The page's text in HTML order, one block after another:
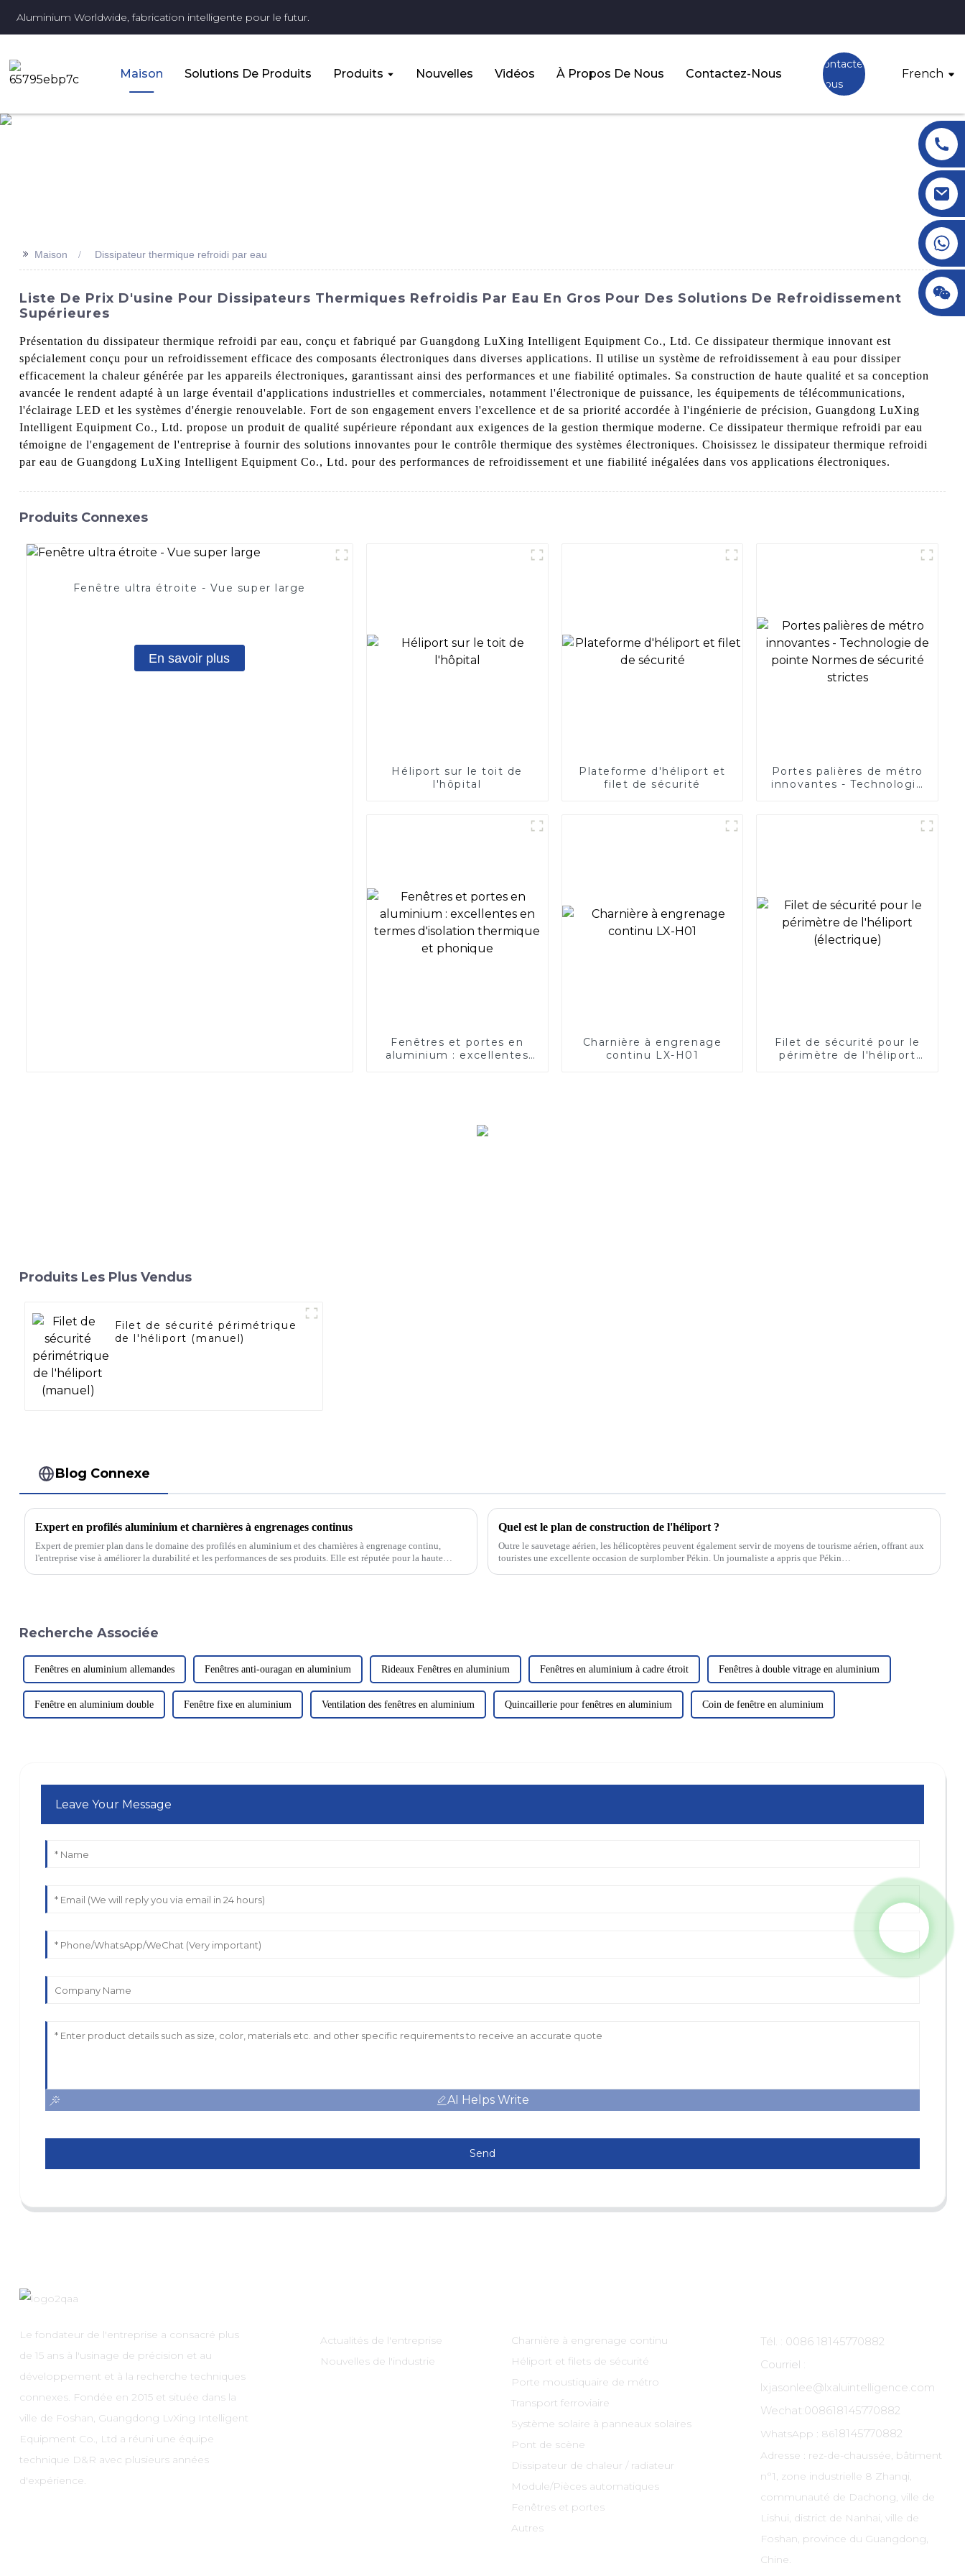
Aluminium Worldwide, fabrication intelligente pour le futur.
Maison Solutions De Produits Produits Nouvelles Vidéos À Propos De Nous Contactez-Nous
Contactez-
Nous
French
>> Maison Dissipateur thermique refroidi par eau
Liste De Prix D'usine Pour Dissipateurs Thermiques Refroidis Par Eau En Gros Pour Des Solutions De Refroidissement
Supérieures
Présentation du dissipateur thermique refroidi par eau, conçu et fabriqué par Guangdong LuXing Intelligent Equipment Co., Ltd. Ce dissipateur thermique innovant est
spécialement conçu pour un refroidissement efficace des composants électroniques dans diverses applications. Il utilise un système de refroidissement à eau pour dissiper
efficacement la chaleur générée par les appareils électroniques, garantissant ainsi des performances et une fiabilité optimales. Sa construction de haute qualité et sa conception
avancée le rendent adapté à un large éventail d'applications industrielles et commerciales, notamment l'électronique de puissance, les équipements de télécommunications,
l'éclairage LED et les systèmes d'énergie renouvelable. Fort de son engagement envers l'excellence et de sa priorité accordée à l'ingénierie de précision, Guangdong LuXing
Intelligent Equipment Co., Ltd. propose un produit de qualité supérieure répondant aux exigences de la gestion thermique moderne. Ce dissipateur thermique refroidi par eau
témoigne de l'engagement de l'entreprise à fournir des solutions innovantes pour le contrôle thermique des systèmes électroniques. Choisissez le dissipateur thermique refroidi
par eau de Guangdong LuXing Intelligent Equipment Co., Ltd. pour des performances de refroidissement et une fiabilité inégalées dans vos applications électroniques.
Produits Connexes
Fenêtre ultra étroite - Vue super large
En savoir plus
Héliport sur le toit de
l'hôpital
Plateforme d'héliport et
filet de sécurité
Portes palières de métro
innovantes - Technologie
Fenêtres et portes en
aluminium : excellentes
Charnière à engrenage
continu LX-H01
Filet de sécurité pour le
périmètre de l'héliport
Produits Les Plus Vendus
Filet de sécurité périmétrique
de l'héliport (manuel)
Blog Connexe
Expert en profilés aluminium et charnières à engrenages continus
Expert de premier plan dans le domaine des profilés en aluminium et des charnières à engrenage continu,
l'entreprise vise à améliorer la durabilité et les performances de ses produits. Elle est réputée pour la haute
Quel est le plan de construction de l'héliport ?
Outre le sauvetage aérien, les hélicoptères peuvent également servir de moyens de tourisme aérien, offrant aux
touristes une excellente occasion de surplomber Pékin. Un journaliste a appris que Pékin…
Recherche Associée
Fenêtres en aluminium allemandes Fenêtres anti-ouragan en aluminium Rideaux Fenêtres en aluminium Fenêtres en aluminium à cadre étroit Fenêtres à double vitrage en aluminium
Fenêtre en aluminium double Fenêtre fixe en aluminium Ventilation des fenêtres en aluminium Quincaillerie pour fenêtres en aluminium Coin de fenêtre en aluminium
Leave Your Message
AI Helps Write
Send
Le fondateur de l'entreprise a consacré plus
de 15 ans à l'usinage de précision et au
développement et à la recherche techniques
connexes. Fondée en 2015 et située dans la
ville de Foshan, Guangdong LvXing Intelligent
Equipment Co., Ltd a réuni une équipe
technique D&R avec plusieurs années
d'expérience.
Actualités de l'entreprise
Nouvelles de l'industrie
Charnière à engrenage continu
Héliport et filets de sécurité
Porte moustiquaire de métro
Transport ferroviaire
Système solaire à panneaux solaires
Pont de scène
Dissipateur de chaleur / radiateur
Module/Pièces automatiques
Fenêtres et portes
Autres
Tél. : 0086 18145770882
Courriel :
lxjasonlee@lxaluintelligence.com
Wechat:008618145770882
WhatsApp : 8618145770882
Adresse : rez-de-chaussée, bâtiment
n°1, zone industrielle 8 Zhanqi,
communauté de Dachong, ville de
Lishui, district de Nanhai, ville de
Foshan, province du Guangdong,
Chine.